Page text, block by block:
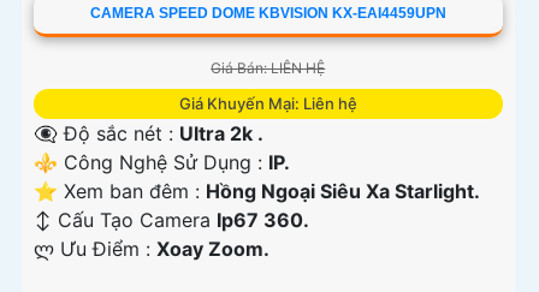
CAMERA SPEED DOME KBVISION KX-EAI4459UPN
Giá Bán: LIÊN HỆ
Giá Khuyến Mại: Liên hệ
👁️‍🗨 Độ sắc nét : Ultra 2k .
⚜️ Công Nghệ Sử Dụng : IP.
⭐ Xem ban đêm : Hồng Ngoại Siêu Xa Starlight.
↕️ Cấu Tạo Camera Ip67 360.
️ლ Ưu Điểm : Xoay Zoom.